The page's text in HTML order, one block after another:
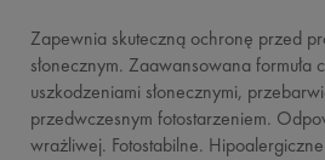
Zapewnia skuteczną ochronę przed
słonecznym. Zaawansowana formuła
uszkodzeniami słonecznymi,
przedwczesnym fotostarzeniem.
wrażliwej. Fotostabilne.